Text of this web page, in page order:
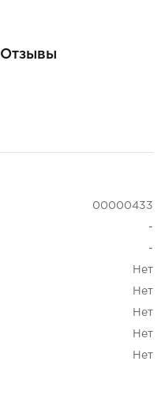
Отзывы
00000433
-
-
Нет
Нет
Нет
Нет
Нет